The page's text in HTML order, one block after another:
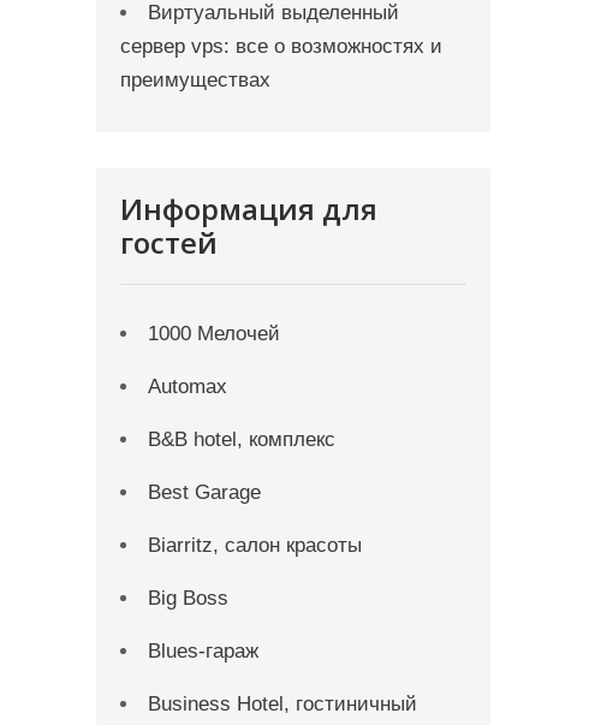
Виртуальный выделенный
сервер vps: все о возможностях и
преимуществах
Информация для
гостей
1000 Мелочей
Automax
B&B hotel, комплекс
Best Garage
Biarritz, салон красоты
Big Boss
Blues-гараж
Business Hotel, гостиничный